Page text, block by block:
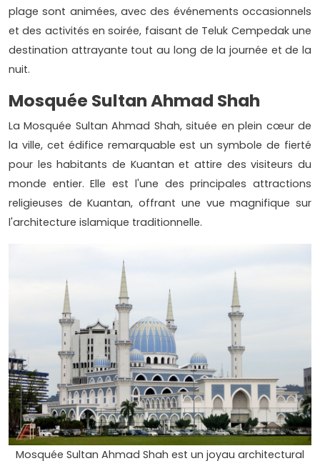
plage sont animées, avec des événements occasionnels
et des activités en soirée, faisant de Teluk Cempedak une
destination attrayante tout au long de la journée et de la
nuit.
Mosquée Sultan Ahmad Shah
La Mosquée Sultan Ahmad Shah, située en plein cœur de
la ville, cet édifice remarquable est un symbole de fierté
pour les habitants de Kuantan et attire des visiteurs du
monde entier. Elle est l'une des principales attractions
religieuses de Kuantan, offrant une vue magnifique sur
l'architecture islamique traditionnelle.
Mosquée Sultan Ahmad Shah est un joyau architectural